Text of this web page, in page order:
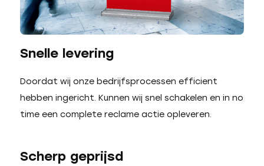
Snelle levering
Doordat wij onze bedrijfsprocessen efficient
hebben ingericht. Kunnen wij snel schakelen en in no
time een complete reclame actie opleveren.
Scherp geprijsd